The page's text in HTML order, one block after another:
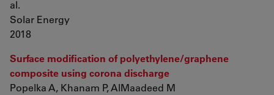
al.
Solar Energy
2018
Surface modification of polyethylene/graphene
composite using corona discharge
Popelka A, Khanam P, AlMaadeed M